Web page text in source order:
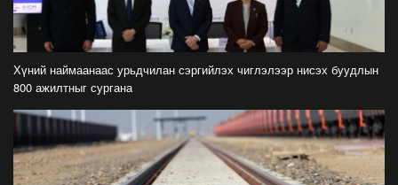
2026-07-21
ФОТО: Тажикистан Улсын Ерөнхийлөгчийн
2026-07-21
"Улсын цолд хүрсэн бөхчүүдээс допинг
илрээгүй, аймгийн цолтой нэг бөхөөс илэрсэн
гэх имэйл ирсэн"
2026-07-21
Хүний наймаанаас урьдчилан сэргийлэх чиглэлээр нисэх буудлын
800 ажилтныг сургана